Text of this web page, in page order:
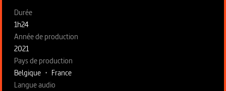
Fiche technique section gauche
Durée
1h24
Année de production
2021
Pays de production
Belgique • France
Langue audio